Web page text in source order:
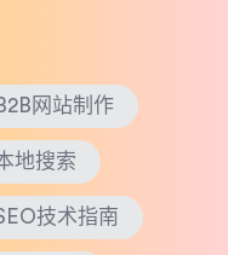
网站制作
地搜索
技术指南